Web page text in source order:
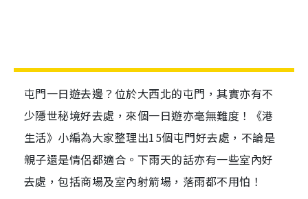
屯門一日遊去邊？位於大西北的屯門，其實亦有不
少隱世秘境好去處，來個一日遊亦毫無難度！《港
生活》小編為大家整理出15個屯門好去處，不論是
親子還是情侶都適合。下雨天的話亦有一些室內好
去處，包括商場及室內射箭場，落雨都不用怕！